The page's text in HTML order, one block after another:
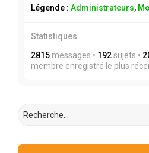
Légende : Administrateurs,
Statistiques
2815 messages • 192sujets •
membre enregistré le plus